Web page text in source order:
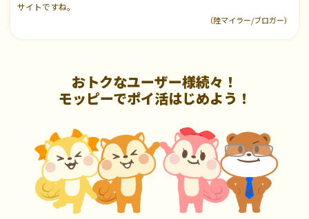
サイトですね。
（陸マイラー/ブロガー）
おトクなユーザー様続々！
モッピーでポイ活はじめよう！